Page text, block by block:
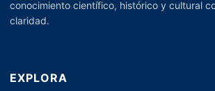
conocimiento científico, histórico y cultural
claridad.
EXPLORA